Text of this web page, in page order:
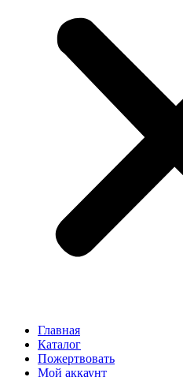
Главная
Каталог
Пожертвовать
Мой аккаунт